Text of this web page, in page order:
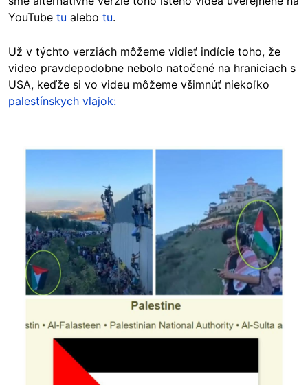
YouTube tu alebo tu.
Už v týchto verziách môžeme vidieť indície toho, že
video pravdepodobne nebolo natočené na hraniciach s
USA, keďže si vo videu môžeme všimnúť niekoľko
palestínskych vlajok:
Image